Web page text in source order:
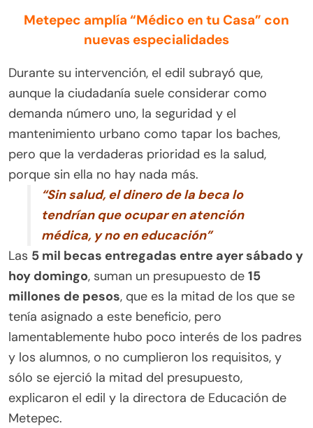
Metepec amplía “Médico en tu Casa” con
nuevas especialidades
Durante su intervención, el edil subrayó que,
aunque la ciudadanía suele considerar como
demanda número uno, la seguridad y el
mantenimiento urbano como tapar los baches,
pero que la verdaderas prioridad es la salud,
porque sin ella no hay nada más.
“Sin salud, el dinero de la beca lo
tendrían que ocupar en atención
médica, y no en educación”
Las 5 mil becas entregadas entre ayer sábado y
hoy domingo, suman un presupuesto de 15
millones de pesos, que es la mitad de los que se
tenía asignado a este beneficio, pero
lamentablemente hubo poco interés de los padres
y los alumnos, o no cumplieron los requisitos, y
sólo se ejerció la mitad del presupuesto,
explicaron el edil y la directora de Educación de
Metepec.